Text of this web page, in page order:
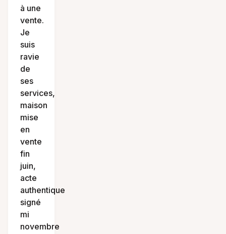
à une
vente.
Je
suis
ravie
de
ses
services,
maison
mise
en
vente
fin
juin,
acte
authentique
signé
mi
novembre